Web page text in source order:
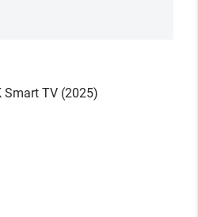
Smart TV (2025)